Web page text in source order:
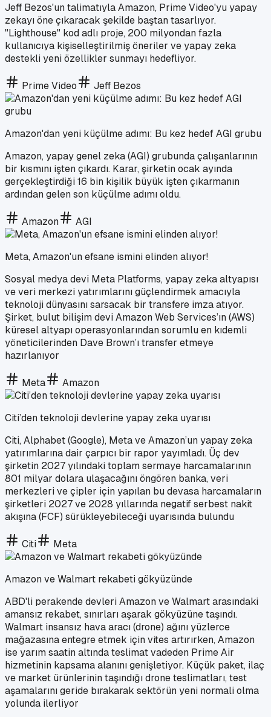
Jeff Bezos'un talimatıyla Amazon, Prime Video'yu yapay
zekayı öne çıkaracak şekilde baştan tasarlıyor.
"Lighthouse" kod adlı proje, 200 milyondan fazla
kullanıcıya kişiselleştirilmiş öneriler ve yapay zeka
destekli yeni özellikler sunmayı hedefliyor.
Prime Video Jeff Bezos
Amazon'dan yeni küçülme adımı: Bu kez hedef AGI grubu
Amazon, yapay genel zeka (AGI) grubunda çalışanlarının
bir kısmını işten çıkardı. Karar, şirketin ocak ayında
gerçekleştirdiği 16 bin kişilik büyük işten çıkarmanın
ardından gelen son küçülme adımı oldu.
Amazon AGI
Meta, Amazon'un efsane ismini elinden alıyor!
Sosyal medya devi Meta Platforms, yapay zeka altyapısı
ve veri merkezi yatırımlarını güçlendirmek amacıyla
teknoloji dünyasını sarsacak bir transfere imza atıyor.
Şirket, bulut bilişim devi Amazon Web Services’ın (AWS)
küresel altyapı operasyonlarından sorumlu en kıdemli
yöneticilerinden Dave Brown’ı transfer etmeye
hazırlanıyor
Meta Amazon
Citi’den teknoloji devlerine yapay zeka uyarısı
Citi, Alphabet (Google), Meta ve Amazon’un yapay zeka
yatırımlarına dair çarpıcı bir rapor yayımladı. Üç dev
şirketin 2027 yılındaki toplam sermaye harcamalarının
801 milyar dolara ulaşacağını öngören banka, veri
merkezleri ve çipler için yapılan bu devasa harcamaların
şirketleri 2027 ve 2028 yıllarında negatif serbest nakit
akışına (FCF) sürükleyebileceği uyarısında bulundu
Citi Meta
Amazon ve Walmart rekabeti gökyüzünde
ABD'li perakende devleri Amazon ve Walmart arasındaki
amansız rekabet, sınırları aşarak gökyüzüne taşındı.
Walmart insansız hava aracı (drone) ağını yüzlerce
mağazasına entegre etmek için vites artırırken, Amazon
ise yarım saatin altında teslimat vadeden Prime Air
hizmetinin kapsama alanını genişletiyor. Küçük paket, ilaç
ve market ürünlerinin taşındığı drone teslimatları, test
aşamalarını geride bırakarak sektörün yeni normali olma
yolunda ilerliyor